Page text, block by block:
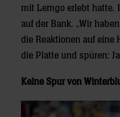
mit Lemgo erlebt hatte.
auf der Bank. „Wir
die Reaktionen auf eine
die Platte und spüren:
Keine Spur von